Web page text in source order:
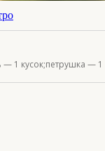
— 1 кусок;петрушка —